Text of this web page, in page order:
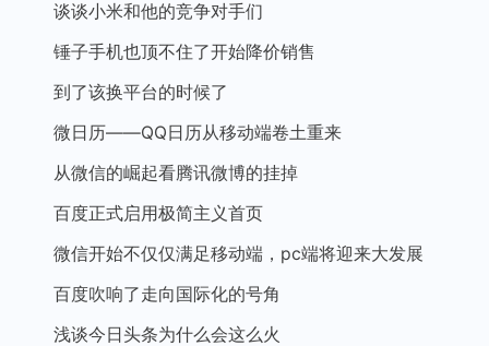
谈谈小米和他的竞争对手们
锤子手机也顶不住了开始降价销售
到了该换平台的时候了
微日历——QQ日历从移动端卷土重来
从微信的崛起看腾讯微博的挂掉
百度正式启用极简主义首页
微信开始不仅仅满足移动端，pc端将迎来大发展
百度吹响了走向国际化的号角
浅谈今日头条为什么会这么火